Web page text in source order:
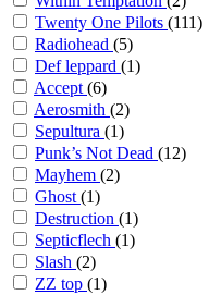
Twenty One Pilots (111)
Radiohead (5)
Def leppard (1)
Accept(6)
Aerosmith (2)
Sepultura (1)
Punk’s Not Dead (12)
Mayhem (2)
Ghost(1)
Destruction (1)
Septicflech (1)
Slash (2)
ZZ top (1)